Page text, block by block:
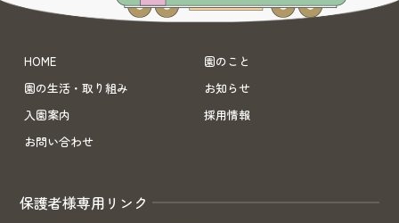
HOME
園のこと
園の生活・取り組み
お知らせ
入園案内
採用情報
お問い合わせ
保護者様専用リンク